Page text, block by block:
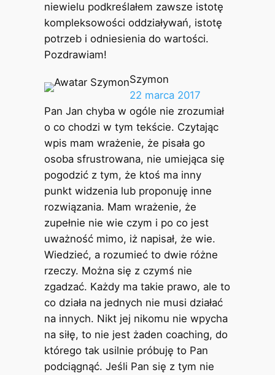
niewielu podkreślałem zawsze istotę
kompleksowości oddziaływań, istotę
potrzeb i odniesienia do wartości.
Pozdrawiam!
Szymon
22 marca 2017
Pan Jan chyba w ogóle nie zrozumiał
o co chodzi w tym tekście. Czytając
wpis mam wrażenie, że pisała go
osoba sfrustrowana, nie umiejąca się
pogodzić z tym, że ktoś ma inny
punkt widzenia lub proponuję inne
rozwiązania. Mam wrażenie, że
zupełnie nie wie czym i po co jest
uważność mimo, iż napisał, że wie.
Wiedzieć, a rozumieć to dwie różne
rzeczy. Można się z czymś nie
zgadzać. Każdy ma takie prawo, ale to
co działa na jednych nie musi działać
na innych. Nikt jej nikomu nie wpycha
na siłę, to nie jest żaden coaching, do
którego tak usilnie próbuję to Pan
podciągnąć. Jeśli Pan się z tym nie